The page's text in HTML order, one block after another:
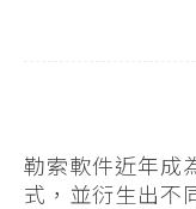
勒索軟件近年成
式，並衍生出不